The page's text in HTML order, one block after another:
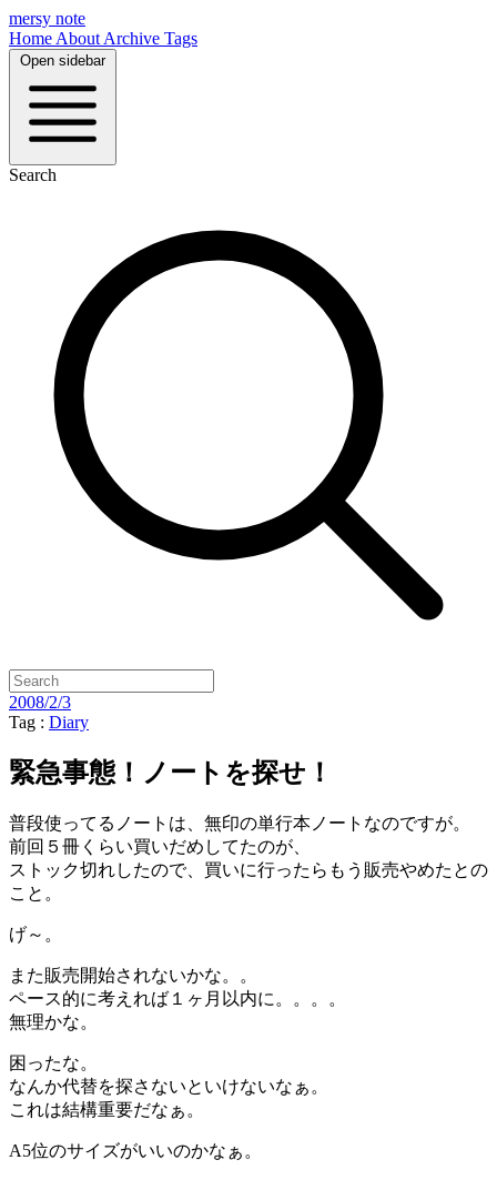
mersy note
Home About Archive Tags
Open sidebar
Search
2008/2/3
Tag : Diary
緊急事態！ノートを探せ！
普段使ってるノートは、無印の単行本ノートなのですが。
前回５冊くらい買いだめしてたのが、
ストック切れしたので、買いに行ったらもう販売やめたとの
こと。
げ～。
また販売開始されないかな。。
ペース的に考えれば１ヶ月以内に。。。。
無理かな。
困ったな。
なんか代替を探さないといけないなぁ。
これは結構重要だなぁ。
A5位のサイズがいいのかなぁ。